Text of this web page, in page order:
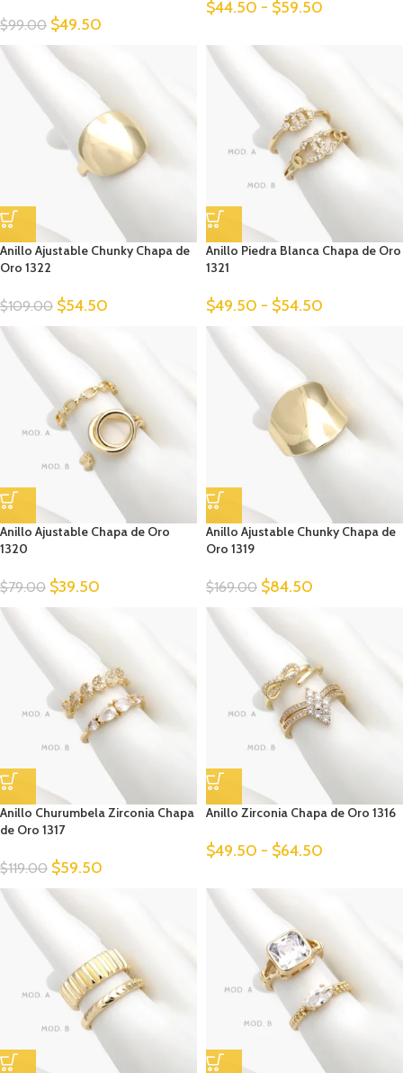
$99.00 $49.50
$44.50 - $59.50
Anillo Ajustable Chunky Chapa de
Oro 1322
$109.00 $54.50
Anillo Piedra Blanca Chapa de Oro
1321
$49.50 - $54.50
Anillo Ajustable Chapa de Oro
1320
$79.00 $39.50
Anillo Ajustable Chunky Chapa de
Oro 1319
$169.00 $84.50
Anillo Churumbela Zirconia Chapa
de Oro 1317
$119.00 $59.50
Anillo Zirconia Chapa de Oro 1316
$49.50 - $64.50